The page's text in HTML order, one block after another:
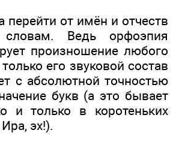
перейти от имён и отчеств
Ведь орфоэпия
произношение любого
его звуковой состав
с абсолютной точностью
букв (а это бывает
и только в коротеньких
эх!).